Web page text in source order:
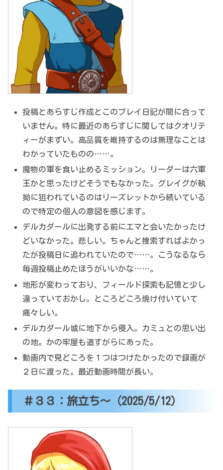
投稿とあらすじ作成とこのプレイ日記が間に合って
いません。特に最近のあらすじに関してはクオリテ
ィーがまずい。高品質を維持するのは無理なことは
わかっていたものの……。
魔物の軍を食い止めるミッション。リーダーは六軍
王かと思ったけどそうでもなかった。グレイグが執
拗に狙われているのはリーズレットから続いている
ので特定の個人の意図を感じます。
デルカダールに出発する前にエマと会いたかったけ
どいなかった。悲しい。ちゃんと捜索すればよかっ
たが投稿日に追われていたので……。こうなるなら
毎週投稿止めたほうがいいかな……。
地形が変わっており、フィールド探索も記憶と少し
違っていておかし。ところどころ焼け付いていて
痛々しい。
デルカダール城に地下から侵入。カミュとの思い出
の地。かの牢屋も道すがらにあった。
動画内で見どころを１つはつけたかったので録画が
２日に渡った。最近動画時間が長い。
＃３３：旅立ち～（2025/5/12）